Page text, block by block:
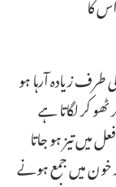
زیادہ آرہا ہو
کر لگاتا ہے
میں تیز ہو جاتا
خون میں جمع ہونے